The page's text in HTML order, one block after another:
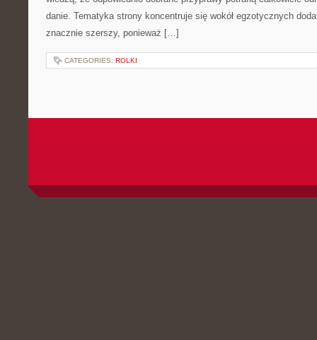
danie. Tematyka strony koncentruje się wokół egzotycznych
znacznie szerszy, ponieważ […]
CATEGORIES: ROLKI